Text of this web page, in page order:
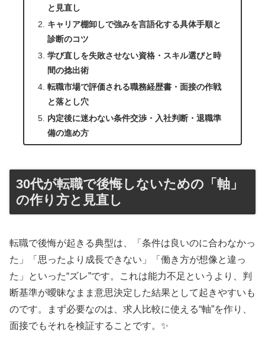
と見直し
キャリア棚卸しで強みを言語化する具体手順と
診断のコツ
学び直しを失敗させない資格・スキル選びと時
間の捻出術
転職市場で評価される職務経歴書・面接の作戦
と落とし穴
内定後に迷わない条件交渉・入社判断・退職準
備の進め方
30代が転職で後悔しないための「軸」
の作り方と見直し
転職で後悔が起きる典型は、「条件は良いのに合わなかっ
た」「思ったより成長できない」「働き方が想像と違っ
た」といった“ズレ”です。これは能力不足というより、判
断基準が曖昧なまま意思決定した結果として起きやすいも
のです。まず必要なのは、求人比較に使える“軸”を作り、
面接でもそれを検証することです。✨